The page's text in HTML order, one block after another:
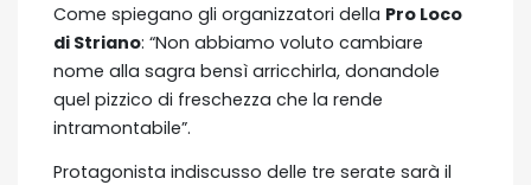
Come spiegano gli organizzatori della Pro Loco
di Striano: “Non abbiamo voluto cambiare
nome alla sagra bensì arricchirla, donandole
quel pizzico di freschezza che la rende
intramontabile”.
Protagonista indiscusso delle tre serate sarà il